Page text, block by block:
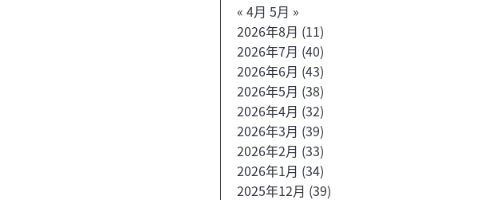
« 4月 5月 »
2026年8月 (11)
2026年7月 (40)
2026年6月 (43)
2026年5月 (38)
2026年4月 (32)
2026年3月 (39)
2026年2月 (33)
2026年1月 (34)
2025年12月 (39)